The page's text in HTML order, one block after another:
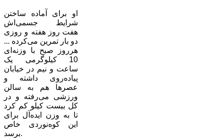
او برای آماده ساختن
شرایط جسمی‌اش
هفت روز هفته و روزی
دو بار تمرین می‌کرده ...
هرروز صبح با وزنه‌ای
10 کیلوگرمی یک
ساعت و نیم در خیابان
پیاده‌روی داشته و
عصرها هم به سالن
ورزشی می‌رفته و در
کل بیست کیلو کم کرد
تا به وزن ایده‌آل برای
این کوه‌نوردی خاص
برسد.